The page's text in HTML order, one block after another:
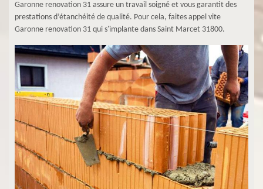
Garonne renovation 31 assure un travail soigné et vous garantit des
prestations d’étanchéité de qualité. Pour cela, faites appel vite
Garonne renovation 31 qui s'implante dans Saint Marcet 31800.